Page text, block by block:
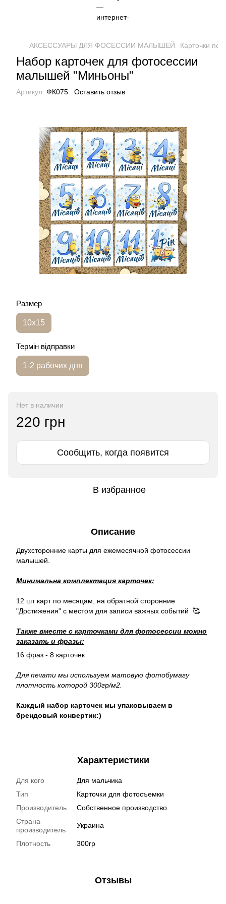
АКСЕССУАРЫ ДЛЯ ФОСЕССИИ МАЛЫШЕЙ Карточки по
Набор карточек для фотосессии
малышей "Миньоны"
Артикул: ФК075 Оставить отзыв
Размер
10х15
Термін відправки
1-2 рабочих дня
Нет в наличии
220 грн
Сообщить, когда появится
В избранное
Описание
Двухсторонние карты для ежемесячной фотосессии
малышей.
Минимальна комплектация карточек:
12 шт карт по месяцам, на обратной сторонние
"Достижения" с местом для записи важных событий 🥰
Также вместе с карточками для фотосессии можно
заказать и фразы:
16 фраз - 8 карточек
Для печати мы используем матовую фотобумагу
плотность которой 300гр/м2.
Каждый набор карточек мы упаковываем в
брендовый конвертик:)
Характеристики
Для кого
Для мальчика
Тип
Карточки для фотосъемки
Производитель
Собственное производство
Страна
производитель
Украина
Плотность 300гр
Отзывы